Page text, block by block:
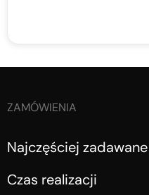
ZAMÓWIENIA
Najczęściej
Czas realizacji